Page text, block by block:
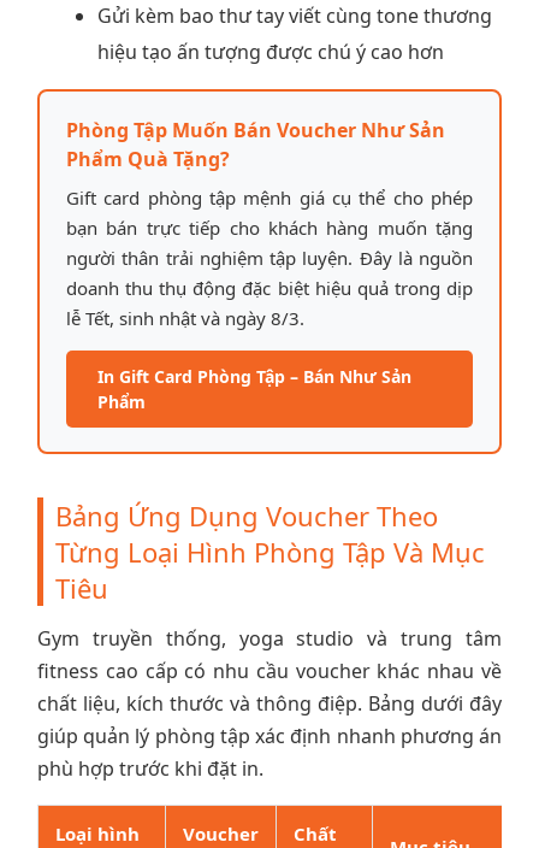
Gửi kèm bao thư tay viết cùng tone thương
hiệu tạo ấn tượng được chú ý cao hơn
Phòng Tập Muốn Bán Voucher Như Sản
Phẩm Quà Tặng?
Gift card phòng tập mệnh giá cụ thể cho phép
bạn bán trực tiếp cho khách hàng muốn tặng
người thân trải nghiệm tập luyện. Đây là nguồn
doanh thu thụ động đặc biệt hiệu quả trong dịp
lễ Tết, sinh nhật và ngày 8/3.
In Gift Card Phòng Tập – Bán Như Sản
Phẩm
Bảng Ứng Dụng Voucher Theo
Từng Loại Hình Phòng Tập Và Mục
Tiêu
Gym truyền thống, yoga studio và trung tâm
fitness cao cấp có nhu cầu voucher khác nhau về
chất liệu, kích thước và thông điệp. Bảng dưới đây
giúp quản lý phòng tập xác định nhanh phương án
phù hợp trước khi đặt in.
Loại hình
Voucher
Chất